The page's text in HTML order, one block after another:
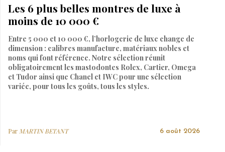
Les 6 plus belles montres de luxe à
moins de 10 000 €
Entre 5 000 et 10 000 €, l’horlogerie de luxe change de
dimension : calibres manufacture, matériaux nobles et
noms qui font référence. Notre sélection réunit
obligatoirement les mastodontes Rolex, Cartier, Omega
et Tudor ainsi que Chanel et IWC pour une sélection
variée, pour tous les goûts, tous les styles.
Par MARTIN BETANT 6 août 2026